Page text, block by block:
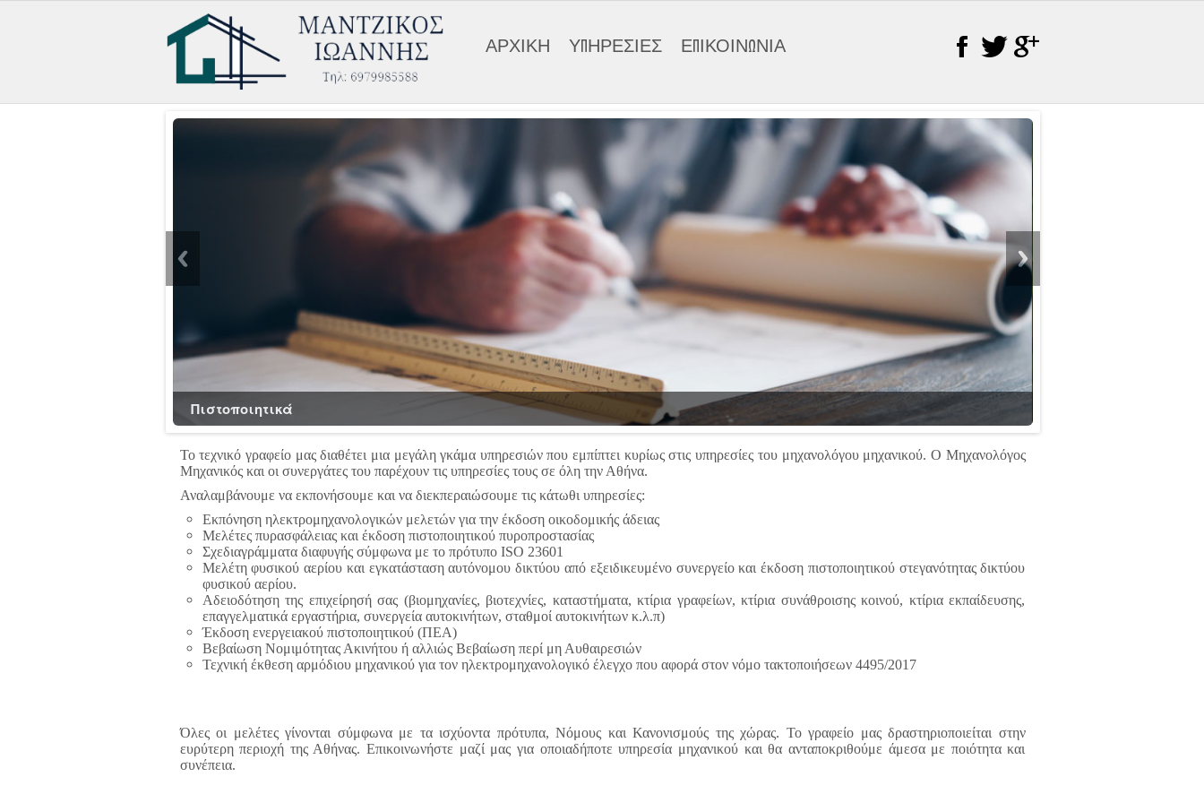
ΑΡΧΙΚΗ ΥΠΗΡΕΣΙΕΣ ΕΠΙΚΟΙΝΩΝΙΑ
Πιστοποιητικά
Το τεχνικό γραφείο μας διαθέτει μια μεγάλη γκάμα υπηρεσιών που εμπίπτει κυρίως στις υπηρεσίες του μηχανολόγου μηχανικού. Ο Μηχανολόγος
Μηχανικός και οι συνεργάτες του παρέχουν τις υπηρεσίες τους σε όλη την Αθήνα.
Αναλαμβάνουμε να εκπονήσουμε και να διεκπεραιώσουμε τις κάτωθι υπηρεσίες:
Εκπόνηση ηλεκτρομηχανολογικών μελετών για την έκδοση οικοδομικής άδειας
Μελέτες πυρασφάλειας και έκδοση πιστοποιητικού πυροπροστασίας
Σχεδιαγράμματα διαφυγής σύμφωνα με το πρότυπο ISO 23601
Μελέτη φυσικού αερίου και εγκατάσταση αυτόνομου δικτύου από εξειδικευμένο συνεργείο και έκδοση πιστοποιητικού στεγανότητας δικτύου
φυσικού αερίου.
Αδειοδότηση της επιχείρησή σας (βιομηχανίες, βιοτεχνίες, καταστήματα, κτίρια γραφείων, κτίρια συνάθροισης κοινού, κτίρια εκπαίδευσης,
επαγγελματικά εργαστήρια, συνεργεία αυτοκινήτων, σταθμοί αυτοκινήτων κ.λ.π)
Έκδοση ενεργειακού πιστοποιητικού (ΠΕΑ)
Βεβαίωση Νομιμότητας Ακινήτου ή αλλιώς Βεβαίωση περί μη Αυθαιρεσιών
Τεχνική έκθεση αρμόδιου μηχανικού για τον ηλεκτρομηχανολογικό έλεγχο που αφορά στον νόμο τακτοποιήσεων 4495/2017
Όλες οι μελέτες γίνονται σύμφωνα με τα ισχύοντα πρότυπα, Νόμους και Κανονισμούς της χώρας. Το γραφείο μας δραστηριοποιείται στην
ευρύτερη περιοχή της Αθήνας. Επικοινωνήστε μαζί μας για οποιαδήποτε υπηρεσία μηχανικού και θα ανταποκριθούμε άμεσα με ποιότητα και
συνέπεια.